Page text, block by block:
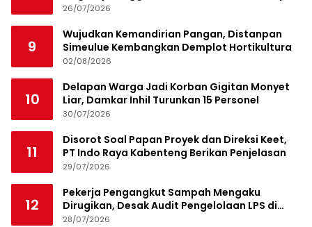
Bandar Narkoba
26/07/2026
9
Wujudkan Kemandirian Pangan, Distanpan
Simeulue Kembangkan Demplot Hortikultura
02/08/2026
10
Delapan Warga Jadi Korban Gigitan Monyet
Liar, Damkar Inhil Turunkan 15 Personel
30/07/2026
11
Disorot Soal Papan Proyek dan Direksi Keet,
PT Indo Raya Kabenteng Berikan Penjelasan
29/07/2026
12
Pekerja Pengangkut Sampah Mengaku
Dirugikan, Desak Audit Pengelolaan LPS di
Pekanbaru
28/07/2026